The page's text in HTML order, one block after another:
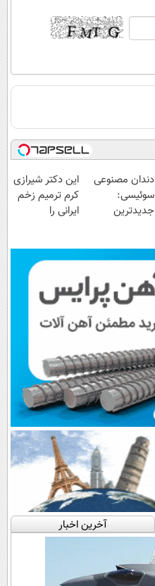
دندان مصنوعی
سوئیسی:
جدیدترین
پرداخت قسطی
این دکتر شیرازی
کرم ترمیم زخم
ایرانی را
آخرین اخبار